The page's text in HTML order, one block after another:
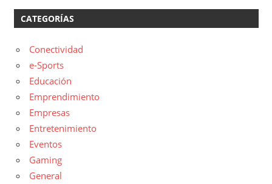
CATEGORÍAS
Conectividad
e-Sports
Educación
Emprendimiento
Empresas
Entretenimiento
Eventos
Gaming
General